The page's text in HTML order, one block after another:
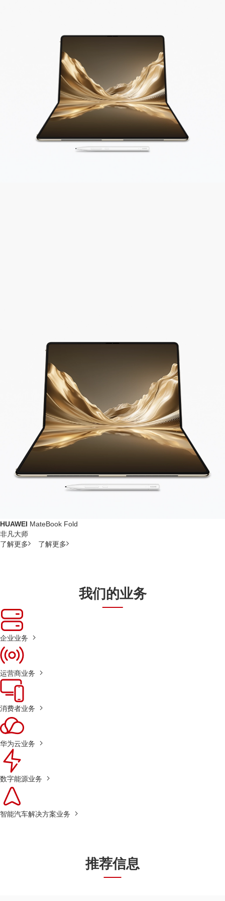
HUAWEI MateBook Fold
非凡大师
了解更多
了解更多
我们的业务
企业业务
运营商业务
消费者业务
华为云业务
数字能源业务
智能汽车解决方案业务
推荐信息